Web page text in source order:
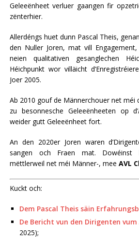
Geleeënheet verluer gaangen fir
zënterhier.
Allerdéngs huet dunn Pascal Theis,
den Nuller Joren, mat vill
neien qualitativen gesanglechen
Héichpunkt wor villäicht
Joer 2005.
Ab 2010 gouf de Männerchouer net méi
zu besonnesche Geleeënheeten op
weider gutt Geleeënheet fort.
An den 2020er Joren waren
sangen och Fraen mat. Dowéinst
mëttlerweil net méi Männer-, mee AVL
Kuckt och:
Dem Pascal Theis säin
De Bericht vun den Dirigenten vum
2025);